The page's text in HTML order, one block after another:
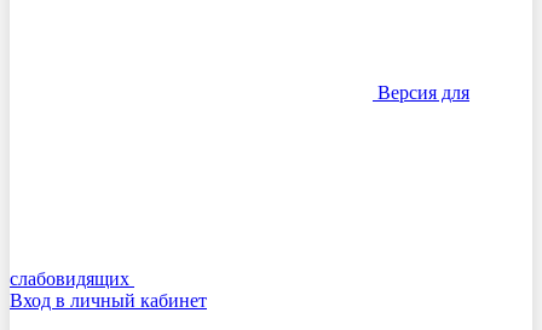
Версия для
слабовидящих
Вход в личный кабинет